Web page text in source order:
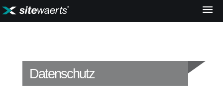
Datenschutz
Home